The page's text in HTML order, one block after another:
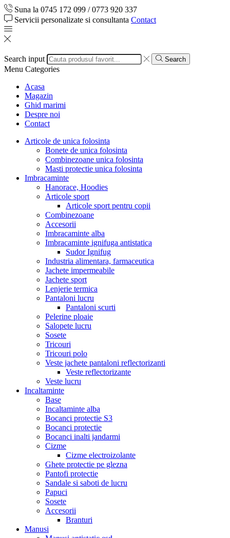
Suna la 0745 172 099 / 0773 920 337
Servicii personalizate si consultanta Contact
Search input Search
Menu Categories
Acasa
Magazin
Ghid marimi
Despre noi
Contact
Articole de unica folosinta
Bonete de unica folosinta
Combinezoane unica folosinta
Masti protectie unica folosinta
Imbracaminte
Hanorace, Hoodies
Articole sport
Articole sport pentru copii
Combinezoane
Accesorii
Imbracaminte alba
Imbracaminte ignifuga antistatica
Sudor Ignifug
Industria alimentara, farmaceutica
Jachete impermeabile
Jachete sport
Lenjerie termica
Pantaloni lucru
Pantaloni scurti
Pelerine ploaie
Salopete lucru
Sosete
Tricouri
Tricouri polo
Veste jachete pantaloni reflectorizanti
Veste reflectorizante
Veste lucru
Incaltaminte
Base
Incaltaminte alba
Bocanci protectie S3
Bocanci protectie
Bocanci inalti jandarmi
Cizme
Cizme electroizolante
Ghete protectie pe glezna
Pantofi protectie
Sandale si saboti de lucru
Papuci
Sosete
Accesorii
Branturi
Manusi